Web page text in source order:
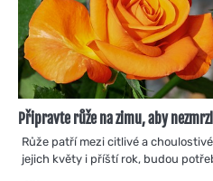
Připravte růže na zimu, aby
Růže patří mezi citlivé a
jejich květy i příští rok, budou